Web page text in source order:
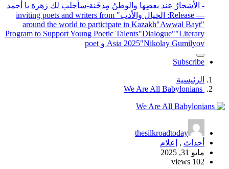
- الأشجارُ عند بعضِها والوطنُ مِدخَنة-سأجلب لك زهرة يا أحمد
— Release
: الخيال والأدب
" inviting poets and writers from
around the world to participate in Kazakh"Awwal Bayt"
Program to Support Young Poetic Talents"Dialogue""Literary
Asia 2025"Nikolay Gumilyov و poet
Subscribe
الرئيسية
thesilkroadtoday
أحداث ,
إعلام
مايو 31, 2025
102 views